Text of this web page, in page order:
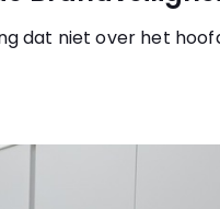
dat niet over het